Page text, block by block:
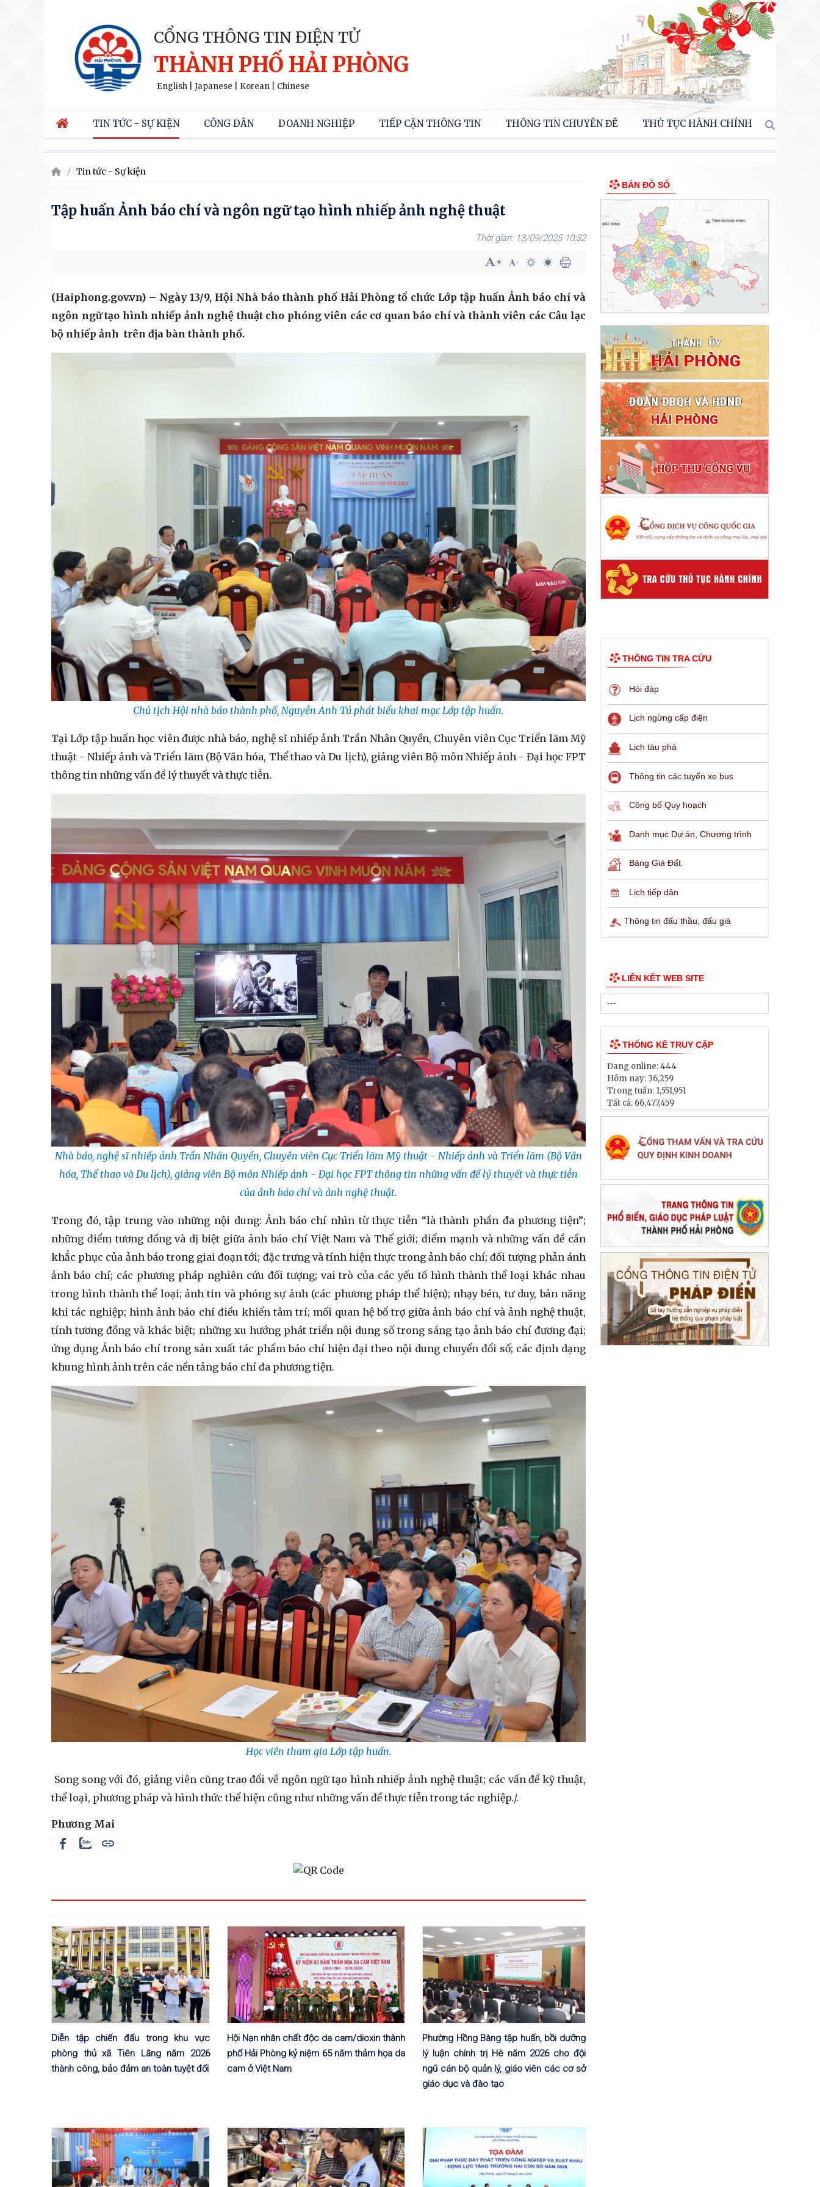
CỔNG THÔNG TIN ĐIỆN TỬ
THÀNH PHỐ HẢI PHÒNG
English Japanese Korean Chinese
TIN TỨC - SỰ KIỆN CÔNG DÂN DOANH NGHIỆP TIẾP CẬN THÔNG TIN THÔNG TIN CHUYÊN ĐỀ THỦ TỤC HÀNH CHÍNH
Tin tức - Sự kiện
Tập huấn Ảnh báo chí và ngôn ngữ tạo hình nhiếp ảnh nghệ thuật
13/09/2025 10:32
(Haiphong.gov.vn) – Ngày 13/9, Hội Nhà báo thành phố Hải Phòng tổ chức Lớp tập huấn Ảnh báo chí và
ngôn ngữ tạo hình nhiếp ảnh nghệ thuật cho phóng viên các cơ quan báo chí và thành viên các Câu lạc
bộ nhiếp ảnh trên địa bàn thành phố.
Chủ tịch Hội nhà báo thành phố, Nguyễn Anh Tú phát biểu khai mạc Lớp tập huấn.
Tại Lớp tập huấn học viên được nhà báo, nghệ sĩ nhiếp ảnh Trần Nhân Quyền, Chuyên viên Cục Triển lãm Mỹ
thuật - Nhiếp ảnh và Triển lãm (Bộ Văn hóa, Thể thao và Du lịch), giảng viên Bộ môn Nhiếp ảnh - Đại học FPT
thông tin những vấn đề lý thuyết và thực tiễn.
Nhà báo, nghệ sĩ nhiếp ảnh Trần Nhân Quyền, Chuyên viên Cục Triển lãm Mỹ thuật - Nhiếp ảnh và Triển lãm (Bộ Văn
hóa, Thể thao và Du lịch), giảng viên Bộ môn Nhiếp ảnh - Đại học FPT thông tin những vấn đề lý thuyết và thực tiễn
của ảnh báo chí và ảnh nghệ thuật.
Trong đó, tập trung vào những nội dung: Ảnh báo chí nhìn từ thực tiễn “là thành phần đa phương tiện”;
những điểm tương đồng và dị biệt giữa ảnh báo chí Việt Nam và Thế giới; điểm mạnh và những vấn đề cần
khắc phục của ảnh báo trong giai đoạn tới; đặc trưng và tính hiện thực trong ảnh báo chí; đối tượng phản ánh
ảnh báo chí; các phương pháp nghiên cứu đối tượng; vai trò của các yếu tố hình thành thể loại khác nhau
trong hình thành thể loại; ảnh tin và phóng sự ảnh (các phương pháp thể hiện); nhạy bén, tư duy, bản năng
khi tác nghiệp; hình ảnh báo chí điều khiển tâm trí; mối quan hệ bổ trợ giữa ảnh báo chí và ảnh nghệ thuật,
tính tương đồng và khác biệt; những xu hướng phát triển nội dung số trong sáng tạo ảnh báo chí đương đại;
ứng dụng Ảnh báo chí trong sản xuất tác phẩm báo chí hiện đại theo nội dung chuyển đổi số; các định dạng
khung hình ảnh trên các nền tảng báo chí đa phương tiện.
Học viên tham gia Lớp tập huấn.
Song song với đó, giảng viên cũng trao đổi về ngôn ngữ tạo hình nhiếp ảnh nghệ thuật; các vấn đề kỹ thuật,
thể loại, phương pháp và hình thức thể hiện cũng như những vấn đề thực tiễn trong tác nghiệp./.
Phương Mai
Diễn tập chiến đấu trong khu vực
phòng thủ xã Tiên Lãng năm 2026
thành công, bảo đảm an toàn tuyệt đối
Hội Nạn nhân chất độc da cam/dioxin thành
phố Hải Phòng kỷ niệm 65 năm thảm họa da
cam ở Việt Nam
Phường Hồng Bàng tập huấn, bồi dưỡng
lý luận chính trị Hè năm 2026 cho đội
ngũ cán bộ quản lý, giáo viên các cơ sở
giáo dục và đào tạo
BẢN ĐỒ SỐ
THÔNG TIN TRA CỨU
Hỏi đáp
Lịch ngừng cấp điện
Lịch tàu phà
Thông tin các tuyến xe bus
Công bố Quy hoạch
Danh mục Dự án, Chương trình
Bảng Giá Đất
Lịch tiếp dân
Thông tin đấu thầu, đấu giá
LIÊN KẾT WEB SITE
THỐNG KÊ TRUY CẬP
Đang online:444
Hôm nay: 36,259
Trong tuần: 1,551,951
Tất cả: 66,477,459